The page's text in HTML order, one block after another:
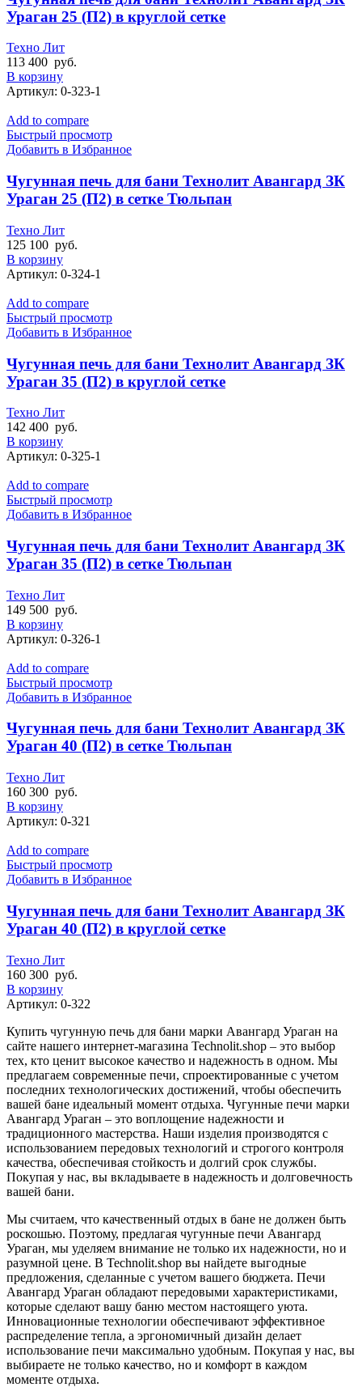
Ураган 25 (П2) в круглой сетке
Техно Лит
113 400 руб.
В корзину
Артикул: 0-323-1
Add to compare
Быстрый просмотр
Добавить в Избранное
Чугунная печь для бани Технолит Авангард ЗК
Ураган 25 (П2) в сетке Тюльпан
Техно Лит
125 100 руб.
В корзину
Артикул: 0-324-1
Add to compare
Быстрый просмотр
Добавить в Избранное
Чугунная печь для бани Технолит Авангард ЗК
Ураган 35 (П2) в круглой сетке
Техно Лит
142 400 руб.
В корзину
Артикул: 0-325-1
Add to compare
Быстрый просмотр
Добавить в Избранное
Чугунная печь для бани Технолит Авангард ЗК
Ураган 35 (П2) в сетке Тюльпан
Техно Лит
149 500 руб.
В корзину
Артикул: 0-326-1
Add to compare
Быстрый просмотр
Добавить в Избранное
Чугунная печь для бани Технолит Авангард ЗК
Ураган 40 (П2) в сетке Тюльпан
Техно Лит
160 300 руб.
В корзину
Артикул: 0-321
Add to compare
Быстрый просмотр
Добавить в Избранное
Чугунная печь для бани Технолит Авангард ЗК
Ураган 40 (П2) в круглой сетке
Техно Лит
160 300 руб.
В корзину
Артикул: 0-322
Купить чугунную печь для бани марки Авангард Ураган на
сайте нашего интернет-магазина Technolit.shop – это выбор
тех, кто ценит высокое качество и надежность в одном. Мы
предлагаем современные печи, спроектированные с учетом
последних технологических достижений, чтобы обеспечить
вашей бане идеальный момент отдыха. Чугунные печи марки
Авангард Ураган – это воплощение надежности и
традиционного мастерства. Наши изделия производятся с
использованием передовых технологий и строгого контроля
качества, обеспечивая стойкость и долгий срок службы.
Покупая у нас, вы вкладываете в надежность и долговечность
вашей бани.
Мы считаем, что качественный отдых в бане не должен быть
роскошью. Поэтому, предлагая чугунные печи Авангард
Ураган, мы уделяем внимание не только их надежности, но и
разумной цене. В Technolit.shop вы найдете выгодные
предложения, сделанные с учетом вашего бюджета. Печи
Авангард Ураган обладают передовыми характеристиками,
которые сделают вашу баню местом настоящего уюта.
Инновационные технологии обеспечивают эффективное
распределение тепла, а эргономичный дизайн делает
использование печи максимально удобным. Покупая у нас, вы
выбираете не только качество, но и комфорт в каждом
моменте отдыха.